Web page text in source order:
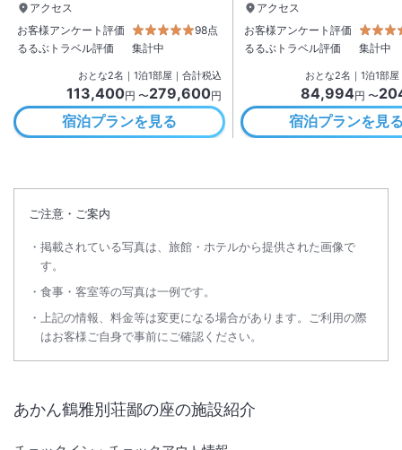
アクセス
お客様アンケート評価
98点
るるぶトラベル評価
集計中
おとな2名 ｜ 1泊1部屋｜合計税込
113,400円 〜279,600円
宿泊プランを見る
アクセス
お客様アンケート評価
るるぶトラベル評価
集計中
おとな2名 ｜ 1泊1部屋
84,994円 〜
宿泊プランを見
ご注意・ご案内
掲載されている写真は、旅館・ホテルから提供された画像で
す。
食事・客室等の写真は一例です。
上記の情報、料金等は変更になる場合があります。ご利用の際
はお客様ご自身で事前にご確認ください。
あかん鶴雅別荘鄙の座の施設紹介